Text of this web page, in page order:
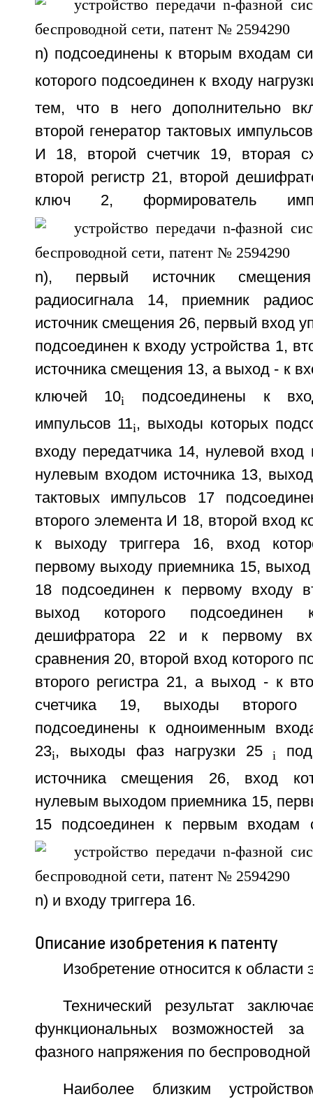
n) подсоединены к вторым входам
которого подсоединен к входу
тем, что в него дополнительно
второй генератор тактовых
И 18, второй счетчик 19, вторая
второй регистр 21, второй
ключ 2, формирователь
n), первый источник
радиосигнала 14, приемник
источник смещения 26, первый вход
подсоединен к входу устройства 1,
источника смещения 13, а выход - к
ключей 10i
подсоединены к
импульсов 11i, выходы которых
входу передатчика 14, нулевой вход
нулевым входом источника 13, выход
тактовых импульсов 17
второго элемента И 18, второй вход
к выходу триггера 16, вход
первому выходу приемника 15,
18 подсоединен к первому входу
выход которого подсоединен
дешифратора 22 и к первому
сравнения 20, второй вход которого
второго регистра 21, а выход - к
счетчика 19, выходы
подсоединены к одноименным
23i, выходы фаз нагрузки 25i
источника смещения 26, вход
нулевым выходом приемника 15,
15 подсоединен к первым входам
n) и входу триггера 16.
Описание изобретения к патенту
Изобретение относится к области
Технический результат
функциональных возможностей
фазного напряжения по беспроводной
Наиболее близким